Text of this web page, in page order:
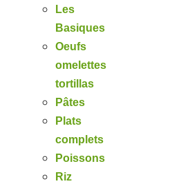
Les
Basiques
Oeufs
omelettes
tortillas
Pâtes
Plats
complets
Poissons
Riz